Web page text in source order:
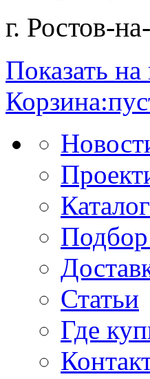
г. Ростов-
Показать на
Корзина:
Подбор
Статьи
Где